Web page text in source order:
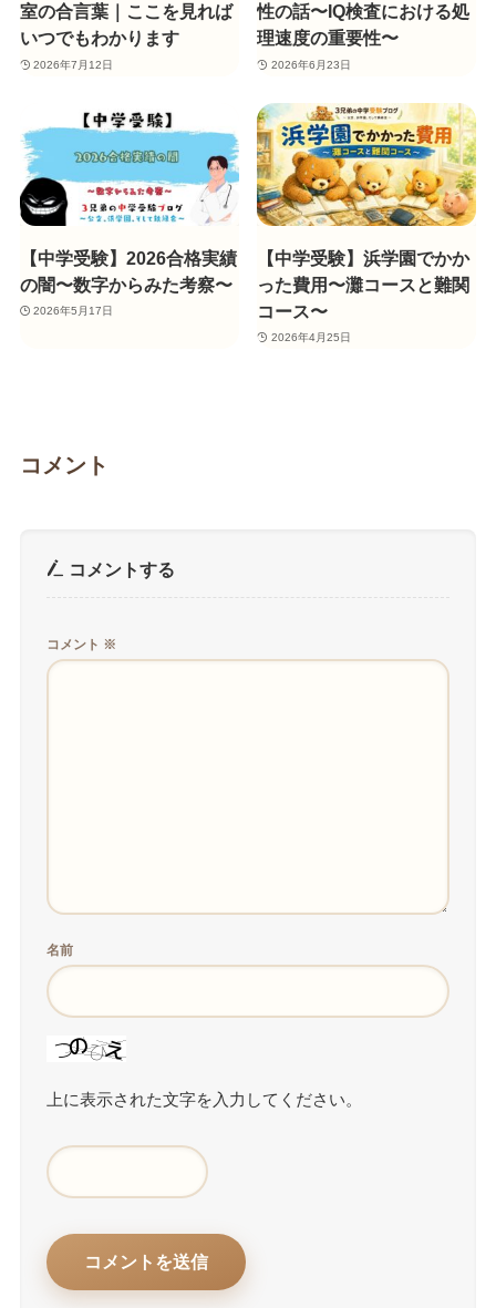
室の合言葉｜ここを見れば
いつでもわかります
2026年7月12日
性の話〜IQ検査における処
理速度の重要性〜
2026年6月23日
【中学受験】2026合格実績
の闇〜数字からみた考察〜
2026年5月17日
【中学受験】浜学園でかか
った費用〜灘コースと難関
コース〜
2026年4月25日
コメント
コメントする
コメント ※
名前
上に表示された文字を入力してください。